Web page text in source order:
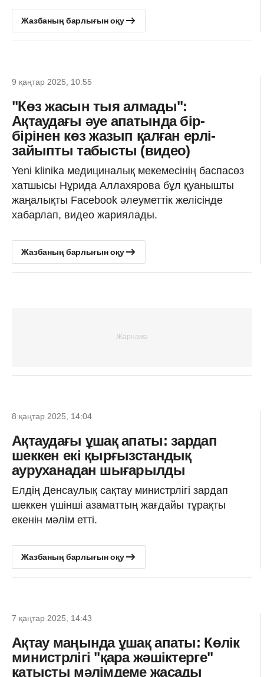
Жазбаның барлығын оқу
9 қаңтар 2025, 10:55
"Көз жасын тыя алмады":
Ақтаудағы әуе апатында бір-
бірінен көз жазып қалған ерлі-
зайыпты табысты (видео)
Yeni klinika медициналық мекемесінің баспасөз
хатшысы Нұрида Аллахярова бұл қуанышты
жаңалықты Facebook әлеуметтік желісінде
хабарлап, видео жариялады.
Жазбаның барлығын оқу
8 қаңтар 2025, 14:04
Ақтаудағы ұшақ апаты: зардап
шеккен екі қырғызстандық
ауруханадан шығарылды
Елдің Денсаулық сақтау министрлігі зардап
шеккен үшінші азаматтың жағдайы тұрақты
екенін мәлім етті.
Жазбаның барлығын оқу
7 қаңтар 2025, 14:43
Ақтау маңында ұшақ апаты: Көлік
министрлігі "қара жәшіктерге"
қатысты мәлімдеме жасады